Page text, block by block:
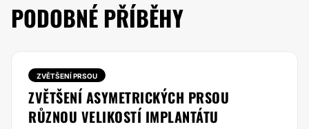
PODOBNÉ PŘÍBĚHY
ZVĚTŠENÍ PRSOU
ZVĚTŠENÍ ASYMETRICKÝCH PRSOU
RŮZNOU VELIKOSTÍ IMPLANTÁTU